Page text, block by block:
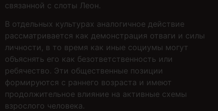
связанной с слоты Леон.
В отдельных культурах аналогичное действие
рассматривается как демонстрация отваги и силы
личности, в то время как иные социумы могут
объяснять его как безответственность или
ребячество. Эти общественные позиции
формируются с раннего возраста и имеют
продолжительное влияние на активные схемы
взрослого человека.